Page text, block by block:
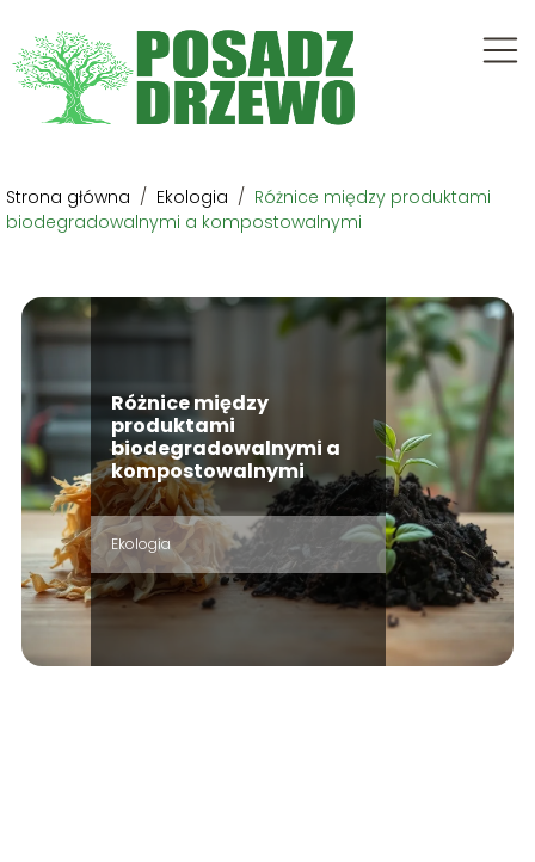
Strona główna / Ekologia / Różnice między produktami
biodegradowalnymi a kompostowalnymi
Różnice między
produktami
biodegradowalnymi a
kompostowalnymi
Ekologia